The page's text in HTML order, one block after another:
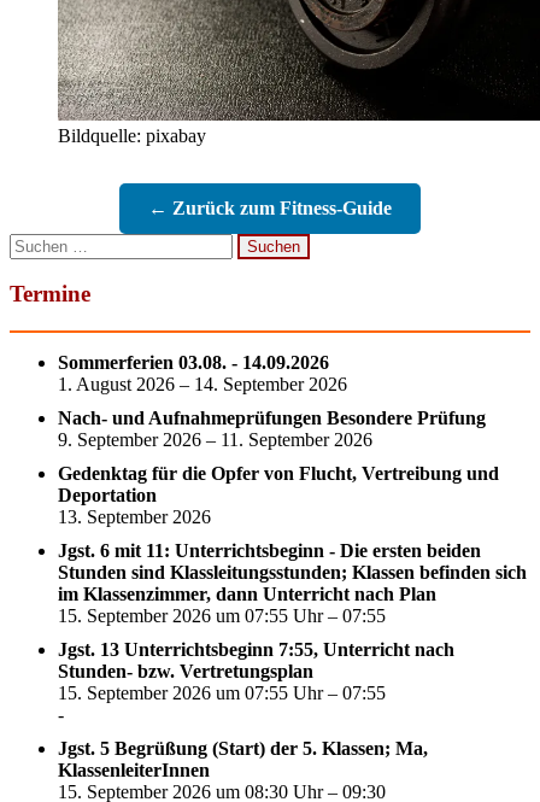
Bildquelle: pixabay
← Zurück zum Fitness-Guide
Suchen
nach:
Termine
Sommerferien 03.08. - 14.09.2026
1. August 2026 – 14. September 2026
Nach- und Aufnahmeprüfungen Besondere Prüfung
9. September 2026 – 11. September 2026
Gedenktag für die Opfer von Flucht, Vertreibung und
Deportation
13. September 2026
Jgst. 6 mit 11: Unterrichtsbeginn - Die ersten beiden
Stunden sind Klassleitungsstunden; Klassen befinden sich
im Klassenzimmer, dann Unterricht nach Plan
15. September 2026 um 07:55 Uhr – 07:55
Jgst. 13 Unterrichtsbeginn 7:55, Unterricht nach
Stunden- bzw. Vertretungsplan
15. September 2026 um 07:55 Uhr – 07:55
-
Jgst. 5 Begrüßung (Start) der 5. Klassen; Ma,
KlassenleiterInnen
15. September 2026 um 08:30 Uhr – 09:30